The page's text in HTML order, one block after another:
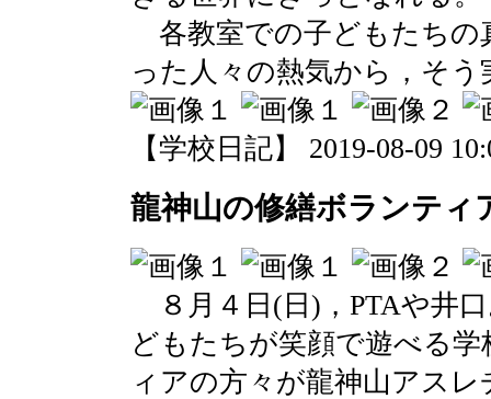
各教室での子どもたちの
った人々の熱気から，そ
【学校日記】 2019-08-09
龍神山の修繕ボランティ
８月４日(日)，PTAや井
どもたちが笑顔で遊べる
ィアの方々が龍神山アス